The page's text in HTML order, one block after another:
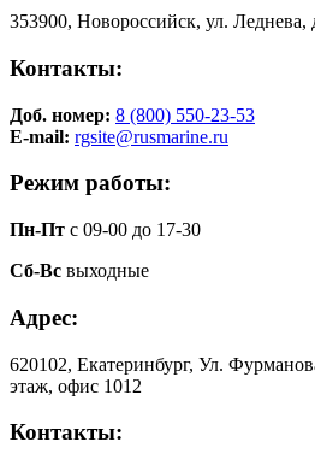
353900, Новороссийск, ул.
Контакты:
Доб. номер: 8 (800) 550-23-53
E-mail: rgsite@rusmarine.ru
Режим работы:
Пн-Пт с 09-00 до 17-30
Сб-Вс выходные
Адрес:
620102, Екатеринбург, Ул.
этаж, офис 1012
Контакты: